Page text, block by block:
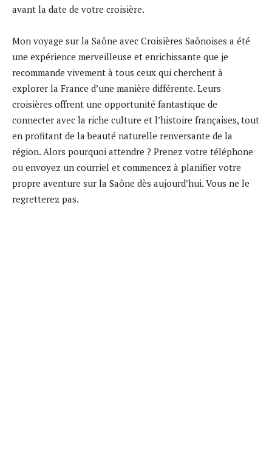
avant la date de votre croisière.
Mon voyage sur la Saône avec Croisières Saônoises a été
une expérience merveilleuse et enrichissante que je
recommande vivement à tous ceux qui cherchent à
explorer la France d’une manière différente. Leurs
croisières offrent une opportunité fantastique de
connecter avec la riche culture et l’histoire françaises, tout
en profitant de la beauté naturelle renversante de la
région. Alors pourquoi attendre ? Prenez votre téléphone
ou envoyez un courriel et commencez à planifier votre
propre aventure sur la Saône dès aujourd’hui. Vous ne le
regretterez pas.